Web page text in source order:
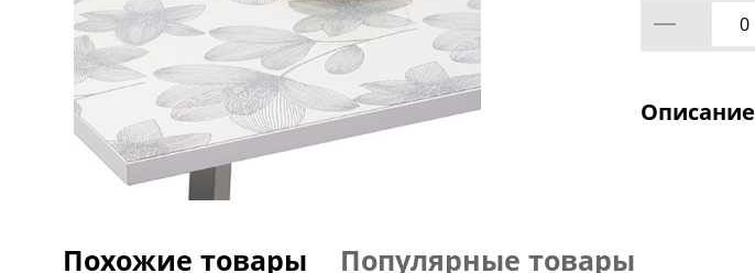
Описание
Похожие товары Популярные товары